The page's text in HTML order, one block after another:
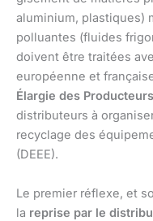
aluminium, plastiques)
polluantes (fluides
doivent être traitées
européenne et
Élargie des Producteurs
distributeurs à
recyclage des
(DEEE).
Le premier réflexe, et
la reprise par le